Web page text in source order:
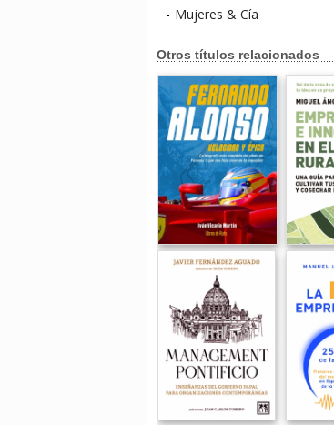
- Mujeres & Cía
Otros títulos relacionados